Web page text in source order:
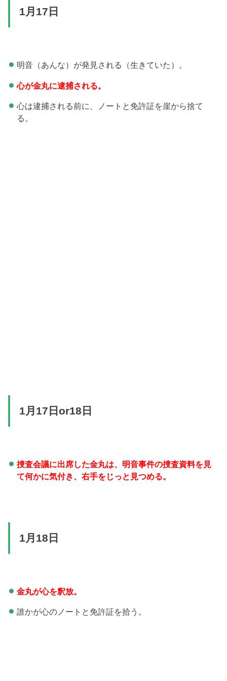
1月17日
明音（あんな）が発見される（生きていた）。
心が金丸に逮捕される。
心は逮捕される前に、ノートと免許証を崖から捨て
る。
1月17日or18日
捜査会議に出席した金丸は、明音事件の捜査資料を見
て何かに気付き、右手をじっと見つめる。
1月18日
金丸が心を釈放。
誰かが心のノートと免許証を拾う。